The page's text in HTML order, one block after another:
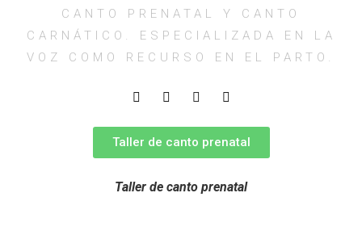
CANTO PRENATAL Y CANTO
CARNÁTICO. ESPECIALIZADA EN LA
VOZ COMO RECURSO EN EL PARTO.​
Taller de canto prenatal
Taller de canto prenatal